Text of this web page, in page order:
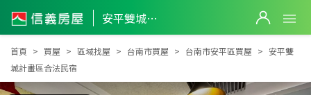
安平雙城計畫區合法民宿
安平雙城計畫區合法民宿
首頁 買屋 區域找屋 台南市買屋 台南市安平區買屋
安平雙
城計畫區合法民宿